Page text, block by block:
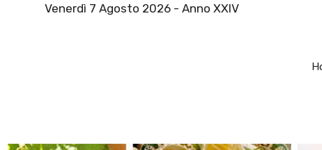
Venerdì 7 Agosto 2026 - Anno XXIV